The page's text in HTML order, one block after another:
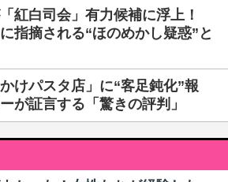
紅白司会」有力候補に浮上！
指摘される“ほのめかし疑惑”と
けパスタ店」に“客足鈍化”報
が証言する「驚きの評判」